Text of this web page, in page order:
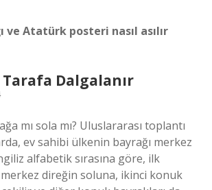
ve Atatürk posteri nasıl asılır
Dalgalanır
mı sola mı? Uluslararası toplantı
ev sahibi ülkenin bayrağı merkez
alfabetik sırasına göre, ilk
direğin soluna, ikinci konuk